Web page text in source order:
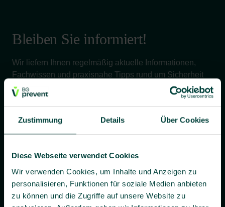
Zustimmung Details Über Cookies
Diese Webseite verwendet Cookies
Wir verwenden Cookies, um Inhalte und Anzeigen zu
personalisieren, Funktionen für soziale Medien anbieten
zu können und die Zugriffe auf unsere Website zu
Bleiben Sie informiert!
Wir liefern Ihnen regelmäßig aktuelle Informationen,
Fachwissen und praxisnahe Tipps rund um Sicherheit
und Gesundheit bei der Arbeit – verständlich, relevant
und zuverlässig.
Ja, ich willige bis auf Widerruf ein, dass BG prevent mir
zusenden darf.
Es gilt unsereDatenschutzerklärung.